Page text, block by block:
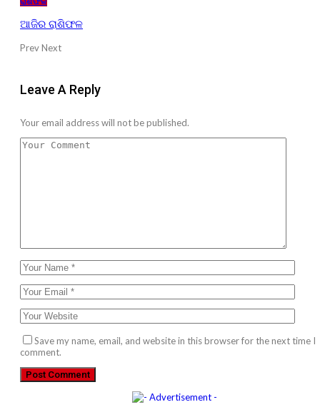
ରାଶିଫଳ
ଆଜିର ରାଶିଫଳ
PrevNext
Leave A Reply
Your email address will not be published.
Save my name, email, and website in this browser for the next time I
comment.